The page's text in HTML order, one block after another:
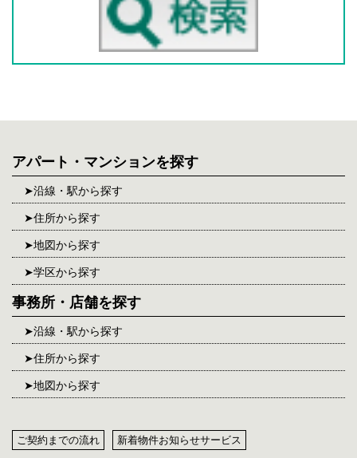
アパート・マンションを探す
沿線・駅から探す
住所から探す
地図から探す
学区から探す
事務所・店舗を探す
沿線・駅から探す
住所から探す
地図から探す
ご契約までの流れ 新着物件お知らせサービス